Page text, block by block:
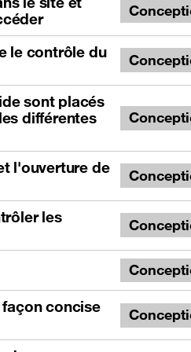
le contrôle du
sont placés
différentes
l'ouverture de
les
concise